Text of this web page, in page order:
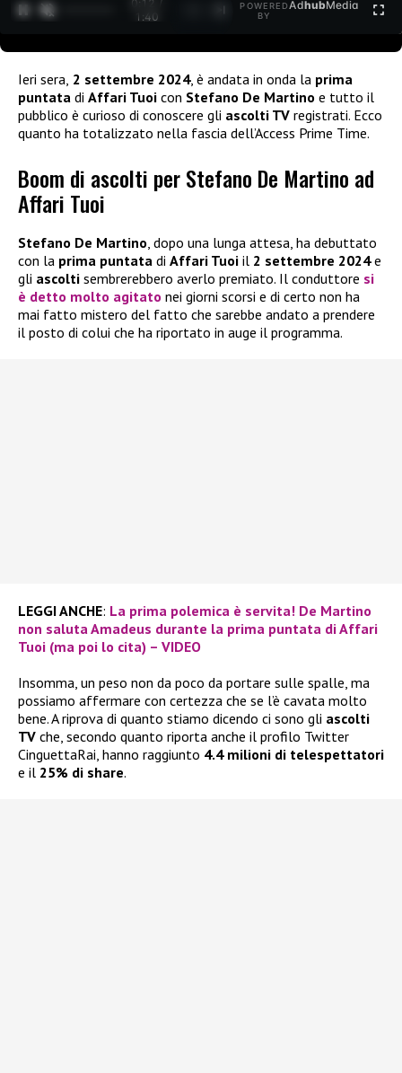
0:13 /
1:40
POWERED
BY
AdhubMedia
Ieri sera, 2 settembre 2024, è andata in onda la prima
puntata di Affari Tuoi con Stefano De Martino e tutto il
pubblico è curioso di conoscere gli ascolti TV registrati. Ecco
quanto ha totalizzato nella fascia dell’Access Prime Time.
Boom di ascolti per Stefano De Martino ad
Affari Tuoi
Stefano De Martino, dopo una lunga attesa, ha debuttato
con la prima puntata di Affari Tuoi il 2 settembre 2024e
gli ascolti sembrerebbero averlo premiato. Il conduttore si
è detto molto agitato nei giorni scorsi e di certo non ha
mai fatto mistero del fatto che sarebbe andato a prendere
il posto di colui che ha riportato in auge il programma.
LEGGI ANCHE: La prima polemica è servita! De Martino
non saluta Amadeus durante la prima puntata di Affari
Tuoi (ma poi lo cita) – VIDEO
Insomma, un peso non da poco da portare sulle spalle, ma
possiamo affermare con certezza che se l’è cavata molto
bene. A riprova di quanto stiamo dicendo ci sono gli ascolti
TV che, secondo quanto riporta anche il profilo Twitter
CinguettaRai, hanno raggiunto 4.4 milioni di telespettatori
e il 25% di share.